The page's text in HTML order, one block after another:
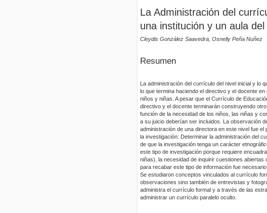
La Administración del
una institución y un aula del
Cleydis González Saavedra, Osnelly Peña Nuñez
Resumen
La administración del currículo del nivel inicial y lo
lo que termina haciendo el directivo y el docente
niños y niñas. A pesar que el Currículo de
directivo y el docente terminarán construyendo
función de la necesidad de los niños, las niñas y
a su juicio deberían ser incluidos. La observación
administración de una directora en este nivel fue
la investigación: Determinar la administración del
de que la investigación tenga un carácter
este tipo de investigación porque requiere
niñas), la necesidad de inquirir cuestiones
para recabar este tipo de información fue
Se estudiaron conceptos vinculados al currículo
observaciones sino también de entrevistas y
administra el currículo formal y a través de las
administrar un currículo paralelo oculto.